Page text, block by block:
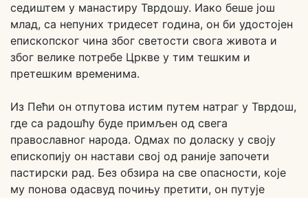
седиштем у манастиру Тврдошу. Иако беше још
млад, са непуних тридесет година, он би удостојен
епископског чина због светости свога живота и
због велике потребе Цркве у тим тешким и
претешким временима.
Из Пећи он отпутова истим путем натраг у Тврдош,
где са радошћу буде примљен од свега
православног народа. Одмах по доласку у своју
епископију он настави свој од раније започети
пастирски рад. Без обзира на све опасности, које
му понова одасвуд почињу претити, он путује